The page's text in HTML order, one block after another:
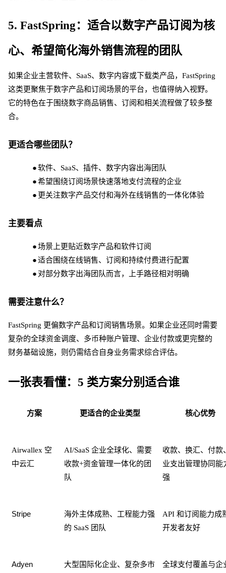
5. FastSpring：适合以数字产品订阅为核
心、希望简化海外销售流程的团队
如果企业主营软件、 SaaS、数字内容或下载类产品，FastSpring
这类更聚焦于数字产品和订阅场景的平台，也值得纳入视野。
它的特色在于围绕数字商品销售、订阅和相关流程做了较多整
合。
更适合哪些团队？
●软件、 SaaS、插件、数字内容出海团队
●希望围绕订阅场景快速落地支付流程的企业
● 更关注数字产品交付和海外在线销售的一体化体验
主要看点
●场景上更贴近数字产品和软件订阅
●适合围绕在线销售、订阅和持续付费进行配置
● 对部分数字出海团队而言，上手路径相对明确
需要注意什么？
FastSpring 更偏数字产品和订阅销售场景。如果企业还同时需要
复杂的全球资金调度、多币种账户管理、企业付款或更完整的
财务基础设施，则仍需结合自身业务需求综合评估。
一张表看懂： 5 类方案分别适合谁
方案 更适合的企业类型 核心优势
Airwallex 空
中云汇
AI/SaaS 企业全球化、需要
收款+资金管理一体化的团
队
收款、换汇、付款
业支出管理协同能
强
Stripe
海外主体成熟、工程能力强
的 SaaS 团队
API 和订阅能力成
开发者友好
Adyen 大型国际化企业、复杂多市 全球支付覆盖与企